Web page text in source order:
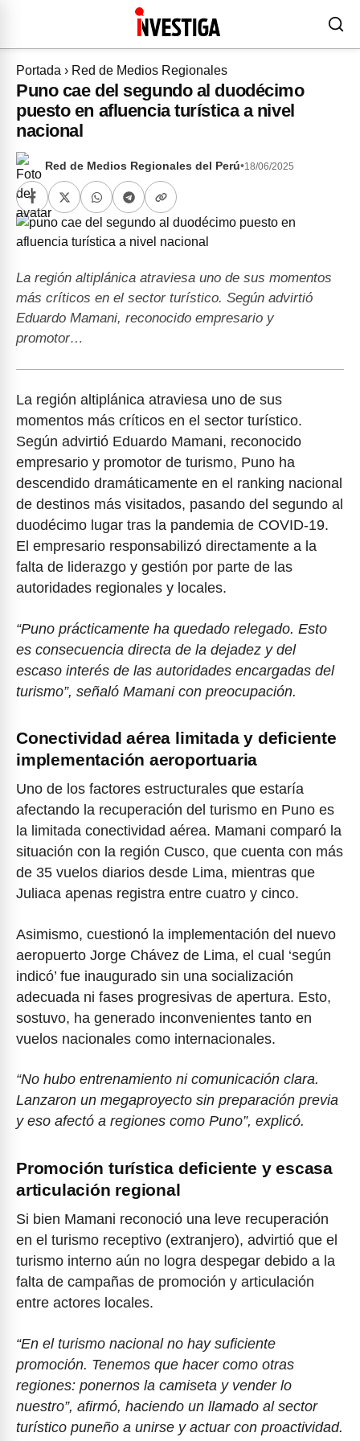
Portada › Red de Medios Regionales
Puno cae del segundo al duodécimo
puesto en afluencia turística a nivel
nacional
Red de Medios Regionales del Perú•18/06/2025
La región altiplánica atraviesa uno de sus momentos
más críticos en el sector turístico. Según advirtió
Eduardo Mamani, reconocido empresario y
promotor…
La región altiplánica atraviesa uno de sus
momentos más críticos en el sector turístico.
Según advirtió Eduardo Mamani, reconocido
empresario y promotor de turismo, Puno ha
descendido dramáticamente en el ranking nacional
de destinos más visitados, pasando del segundo al
duodécimo lugar tras la pandemia de COVID-19.
El empresario responsabilizó directamente a la
falta de liderazgo y gestión por parte de las
autoridades regionales y locales.
“Puno prácticamente ha quedado relegado. Esto
es consecuencia directa de la dejadez y del
escaso interés de las autoridades encargadas del
turismo”, señaló Mamani con preocupación.
Conectividad aérea limitada y deficiente
implementación aeroportuaria
Uno de los factores estructurales que estaría
afectando la recuperación del turismo en Puno es
la limitada conectividad aérea. Mamani comparó la
situación con la región Cusco, que cuenta con más
de 35 vuelos diarios desde Lima, mientras que
Juliaca apenas registra entre cuatro y cinco.
Asimismo, cuestionó la implementación del nuevo
aeropuerto Jorge Chávez de Lima, el cual ‘según
indicó’ fue inaugurado sin una socialización
adecuada ni fases progresivas de apertura. Esto,
sostuvo, ha generado inconvenientes tanto en
vuelos nacionales como internacionales.
“No hubo entrenamiento ni comunicación clara.
Lanzaron un megaproyecto sin preparación previa
y eso afectó a regiones como Puno”, explicó.
Promoción turística deficiente y escasa
articulación regional
Si bien Mamani reconoció una leve recuperación
en el turismo receptivo (extranjero), advirtió que el
turismo interno aún no logra despegar debido a la
falta de campañas de promoción y articulación
entre actores locales.
“En el turismo nacional no hay suficiente
promoción. Tenemos que hacer como otras
regiones: ponernos la camiseta y vender lo
nuestro”, afirmó, haciendo un llamado al sector
turístico puneño a unirse y actuar con proactividad.